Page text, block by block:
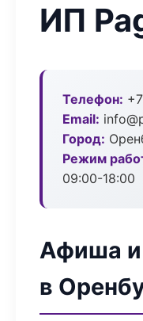
ИП
Телефон:
Email:
Город:
Режим
09:00-18:00
Афиша и
в